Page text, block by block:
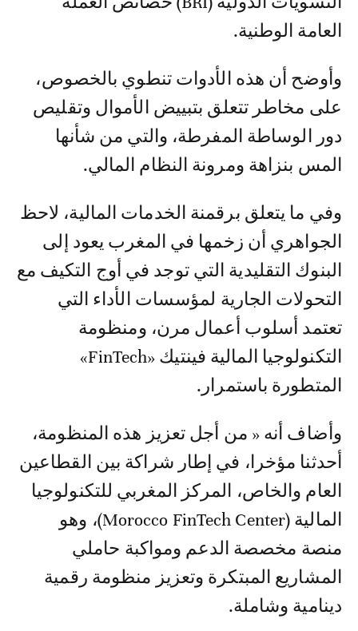
العامة الوطنية.
وأوضح أن هذه الأدوات تنطوي بالخصوص،
على مخاطر تتعلق بتبييض الأموال وتقليص
دور الوساطة المفرطة، والتي من شأنها
المس بنزاهة ومرونة النظام المالي.
وفي ما يتعلق برقمنة الخدمات المالية، لاحظ
الجواهري أن زخمها في المغرب يعود إلى
البنوك التقليدية التي توجد في أوج التكيف مع
التحولات الجارية لمؤسسات الأداء التي
تعتمد أسلوب أعمال مرن، ومنظومة
التكنولوجيا المالية فينتيك «FinTech»
المتطورة باستمرار.
وأضاف أنه « من أجل تعزيز هذه المنظومة،
أحدثنا مؤخرا، في إطار شراكة بين القطاعين
العام والخاص، المركز المغربي للتكنولوجيا
المالية (Morocco FinTech Center)، وهو
منصة مخصصة الدعم ومواكبة حاملي
المشاريع المبتكرة وتعزيز منظومة رقمية
دينامية وشاملة.